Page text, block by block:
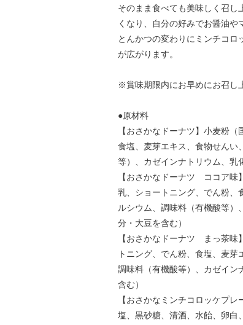
そのまま食べても美味しく召し
くなり、自分の好みでお醤油や
とんかつの変わりにミンチコ
が広がります。
※賞味期限内にお早めにお召し
●原材料
【おさかなドーナツ】小麦粉
食塩、麦芽エキス、食物せんい
等）、カゼインナトリウム、乳
【おさかなドーナツ ココア味
乳、ショートニング、でん粉、
ルシウム、調味料（有機酸等
分・大豆を含む）
【おさかなドーナツ まっ茶味
トニング、でん粉、食塩、麦芽
調味料（有機酸等）、カゼイン
含む）
【おさかなミンチコロッケプ
塩、黒砂糖、清酒、水飴、卵白